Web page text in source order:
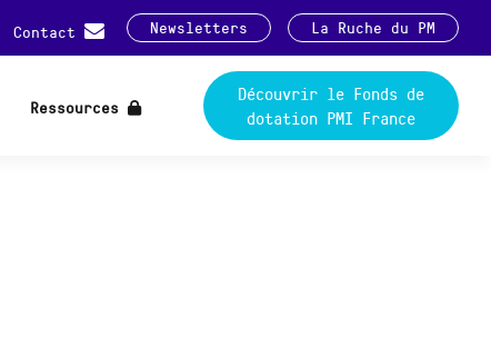
Contact Newsletters La Ruche du PM
Ressources
Découvrir le Fonds de
dotation PMI France